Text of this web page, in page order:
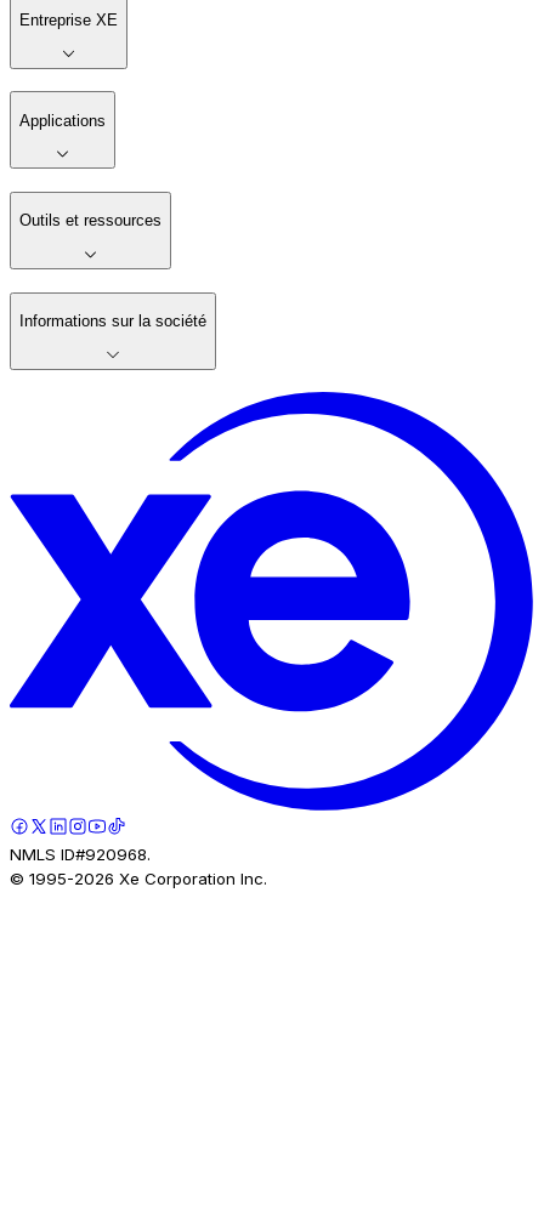
Entreprise XE
Applications
Outils et ressources
Informations sur la société
NMLS ID#920968.
© 1995-2026 Xe Corporation Inc.